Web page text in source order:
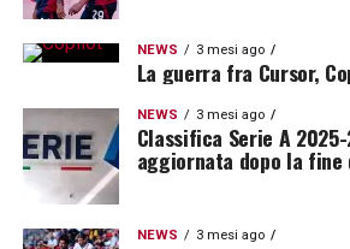
NEWS 3 mesi ago
La guerra fra Cursor,
NEWS 3 mesi ago
Classifica Serie A
aggiornata dopo la
NEWS 3 mesi ago